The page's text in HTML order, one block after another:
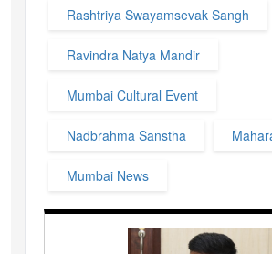
Rashtriya Swayamsevak Sangh
Ravindra Natya Mandir
Mumbai Cultural Event
Nadbrahma Sanstha
Mumbai News